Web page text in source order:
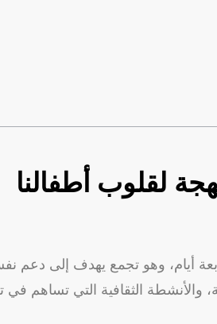
لقلوب أطفالنا
أيام، وهو تجمع يهدف إلى دعم
والأنشطة الثقافية التي تساهم